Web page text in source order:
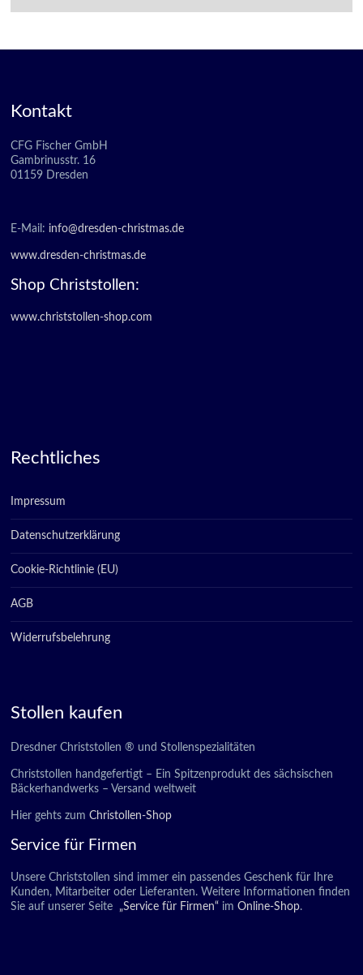
Kontakt
CFG Fischer GmbH
Gambrinusstr. 16
01159 Dresden
E-Mail: info@dresden-christmas.de
www.dresden-christmas.de
Shop Christstollen:
www.christstollen-shop.com
Rechtliches
Impressum
Datenschutzerklärung
Cookie-Richtlinie (EU)
AGB
Widerrufsbelehrung
Stollen kaufen
Dresdner Christstollen ® und Stollenspezialitäten
Christstollen handgefertigt – Ein Spitzenprodukt des sächsischen
Bäckerhandwerks – Versand weltweit
Hier gehts zumChristollen-Shop
Service für Firmen
Unsere Christstollen sind immer ein passendes Geschenk für Ihre
Kunden, Mitarbeiter oder Lieferanten. Weitere Informationen finden
Sie auf unserer Seite
„Service für Firmen“ im Online-Shop.